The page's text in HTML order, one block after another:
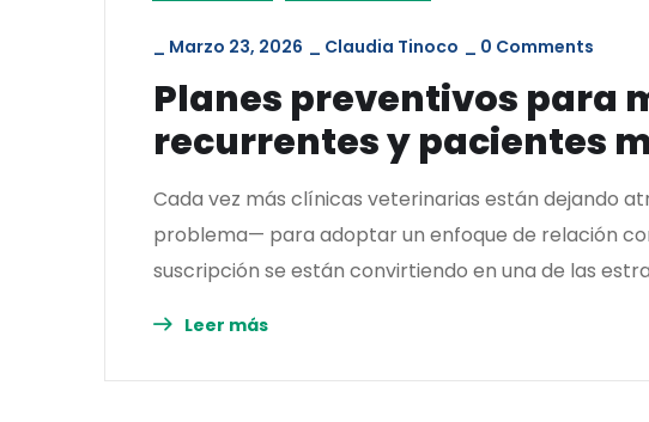
_ Marzo 23, 2026 _ Claudia Tinoco _ 0 Comments
Planes preventivos para
recurrentes y pacientes
Cada vez más clínicas veterinarias están dejando
problema— para adoptar un enfoque de relación
suscripción se están convirtiendo en una de las
Leer más